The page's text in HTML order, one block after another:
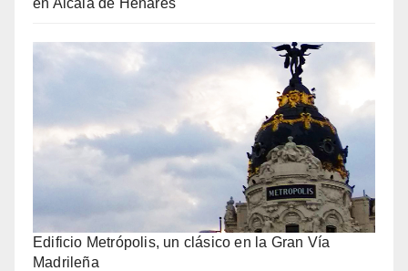
en Alcalá de Henares
Edificio Metrópolis, un clásico en la Gran Vía
Madrileña